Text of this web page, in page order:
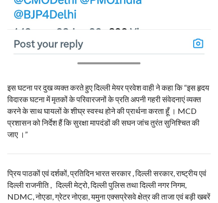
इस घटना पर दुख व्यक्त करते हुए दिल्ली मेयर प्रवेश वाही ने कहा कि “इस हृदय
विदारक घटना में मृतकों के परिवारजनों के प्रति अपनी गहरी संवेदनाएं व्यक्त
करने के साथ घायलों के शीघ्र स्वस्थ होने की प्रार्थना करता हूँ । MCD
प्रशासन को निर्देश हैं कि सुरक्षा मापदंडों की सघन जांच तुरंत सुनिश्चित की
जाए ।”
प्रिय पाठकों एवं दर्शकों, प्रतिदिन भारत सरकार , दिल्ली सरकार, राष्ट्रीय एवं
दिल्ली राजनीति , दिल्ली मेट्रो, दिल्ली पुलिस तथा दिल्ली नगर निगम,
NDMC, नोएडा, ग्रेटर नोएडा, यमुना एक्सप्रेसवे क्षेत्र की ताजा एवं बड़ी खबरें